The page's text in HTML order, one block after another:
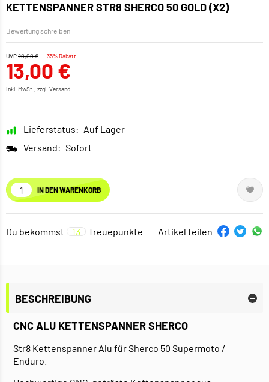
KETTENSPANNER STR8 SHERCO 50 GOLD (X2)
Bewertung schreiben
UVP20,00 € -35% Rabatt
13,00 €
inkl. MwSt., zzgl. Versand
Lieferstatus: Auf Lager
Versand: Sofort
IN DEN WARENKORB
Du bekommst 13 Treuepunkte Artikel teilen
BESCHREIBUNG
CNC ALU KETTENSPANNER SHERCO
Str8 Kettenspanner Alu für Sherco 50 Supermoto /
Enduro.